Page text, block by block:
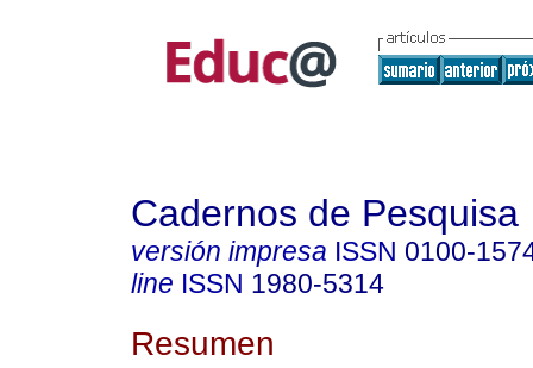
Cadernos de Pesquisa
versión impresa ISSN 0100-
line ISSN 1980-5314
Resumen